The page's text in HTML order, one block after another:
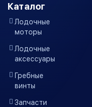
Каталог
Лодочные
моторы
Лодочные
аксессуары
Гребные
винты
Запчасти